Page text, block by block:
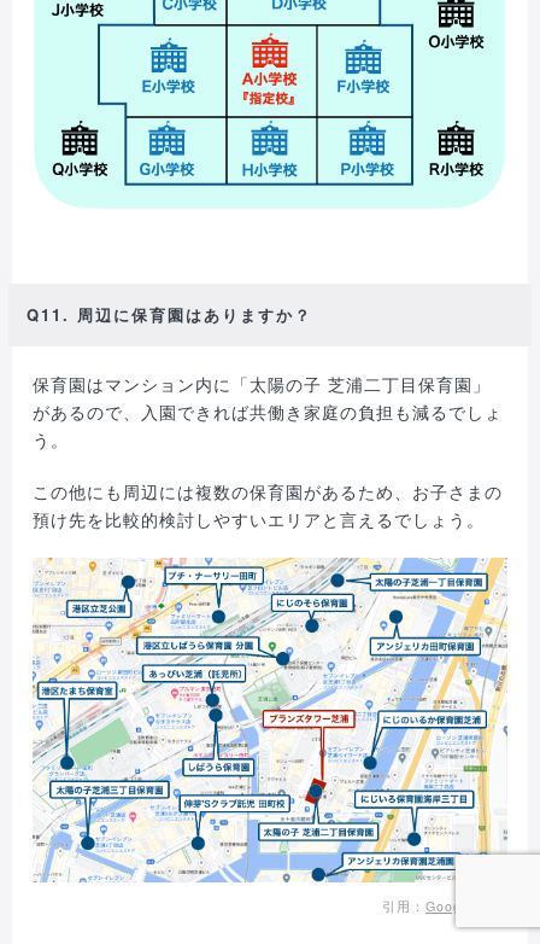
Q11. 周辺に保育園はありますか？
保育園はマンション内に「太陽の子 芝浦二丁目保育園」
があるので、入園できれば共働き家庭の負担も減るでしょ
う。
この他にも周辺には複数の保育園があるため、お子さまの
預け先を比較的検討しやすいエリアと言えるでしょう。
引用： Google Map